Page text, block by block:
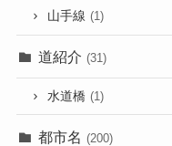
山手線 (1)
道紹介 (31)
水道橋 (1)
都市名 (200)